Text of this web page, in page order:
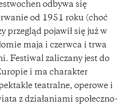
odbywa się
od 1951 roku (choć
przegląd pojawił się już w
maja i czerwca i trwa
Festiwal zaliczany jest do
i ma charakter
teatralne, operowe i
z działaniami społeczno-